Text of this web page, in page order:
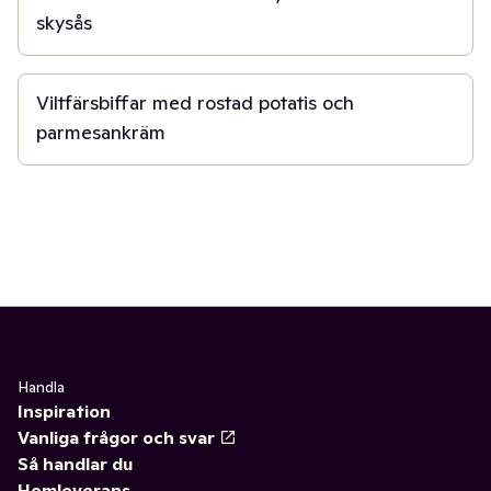
skysås
40 min
Viltfärsbiffar med rostad potatis och
parmesankräm
Handla
Inspiration
Vanliga frågor och svar
Så handlar du